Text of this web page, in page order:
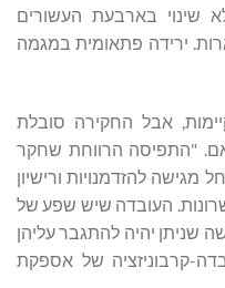
שינוי בארבעת העשורים
ועבור יותר מ-50,000 בארות. ירידה פתאומית במגמה
אבל החקירה סובלת
"התפיסה הרווחת שחקר
להזדמנויות ורישיון
העובדה שיש שפע של
שניתן יהיה להתגבר עליהן
קרבוניזציה של אספקת